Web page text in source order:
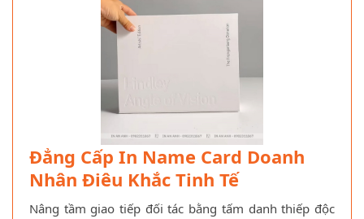
Đẳng Cấp In Name Card Doanh
Nhân Điêu Khắc Tinh Tế
Nâng tầm giao tiếp đối tác bằng tấm danh thiếp độc